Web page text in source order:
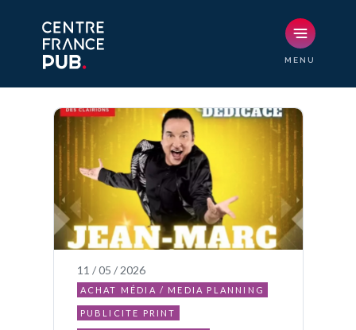
11 / 05 / 2026
ACHAT MÉDIA / MEDIA PLANNING
PUBLICITE PRINT